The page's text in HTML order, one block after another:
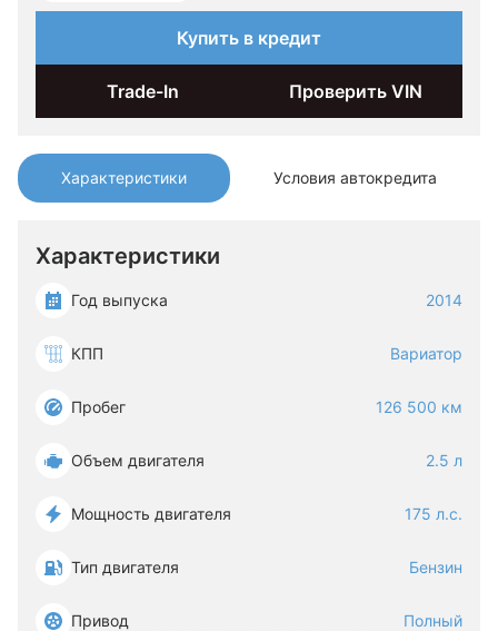
Характеристики Условия автокредита
Характеристики
Год выпуска 2014
КПП Вариатор
Пробег 126 500 км
Объем двигателя 2.5 л
Мощность двигателя 175 л.с.
Тип двигателя Бензин
Привод Полный
Купить в кредит
Trade-In Проверить VIN